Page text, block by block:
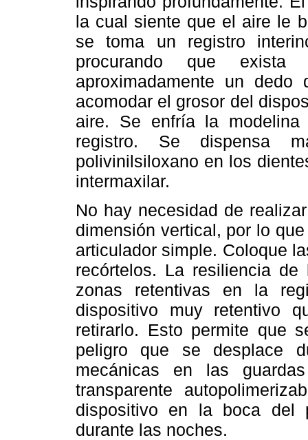
la cual siente que el aire le
se toma un registro
procurando que exista
aproximadamente un
acomodar el grosor del
aire. Se enfría la
registro. Se dispensa
polivinilsiloxano en los
intermaxilar.
No hay necesidad de
dimensión vertical, por lo
articulador simple. Coloque
recórtelos. La resiliencia
zonas retentivas en la
dispositivo muy retentivo
retirarlo. Esto permite que
peligro que se desplace
mecánicas en las
transparente
dispositivo en la boca del
durante las noches.